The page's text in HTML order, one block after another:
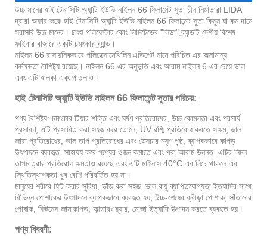
উচ্চ মানের হাই টেনাসিটি অ্যান্টি ইউভি নাইলন 66 ফিলামেন্ট সুতা চীন নির্মাতারা LIDA
দ্বারা অফার করে৷ হাই টেনাসিটি অ্যান্টি ইউভি নাইলন 66 ফিলামেন্ট সুতা কিনুন যা কম দামে
সরাসরি উচ্চ মানের। চাংশু পলিয়েস্টার কোং লিমিটেডের "লিডা" ব্র্যান্ডটি দেশীয় বিশেষ
ফাইবার বাজারে একটি চমৎকার ব্র্যান্ড।
নাইলন 66 রাসায়নিকভাবে পলিহেক্সামেথিলিন এডিপেট নামে পরিচিত এর অসামান্য
কর্মক্ষমতা বৈশিষ্ট্য রয়েছে। নাইলন 66 এর অনুভূতি এবং আরাম নাইলন 6 এর চেয়ে ভাল
এবং এটি হালকা এবং পাতলাও।
হাই টেনাসিটি অ্যান্টি ইউভি নাইলন 66 ফিলামেন্ট সুতার পরিচয়:
পণ্য বৈশিষ্ট্য: চমৎকার টিয়ার শক্তি এবং ঘর্ষণ প্রতিরোধের, উচ্চ কোমলতা এবং প্রসার্য
প্রসারণ, এটি প্রসারিত করা সহজ করে তোলে, UV রশ্মি প্রতিরোধ করতে সক্ষম, ভাল
জারা প্রতিরোধের, ভাল তাপ প্রতিরোধের এবং টেক্সচার মসৃণ পৃষ্ঠ, ব্যাপকভাবে কাপড়
উৎপাদনে ব্যবহৃত, সাহায্য করে পণ্যের ওজন কমাতে এবং পরা আরাম উন্নত. এটির নিম্ন
তাপমাত্রার প্রতিরোধ ক্ষমতাও রয়েছে এবং এটি মাইনাস 40°C এর নিচে থাকলে এর
স্থিতিস্থাপকতা খুব বেশি পরিবর্তিত হয় না।
মানুষের শরীরে ফিট করার সুবিধা, ভাঁজ করা সহজ, ভাল বায়ু ব্যাপ্তিযোগ্যতা ইত্যাদির সাথে
বিভিন্ন পোশাকের উৎপাদনে ব্যাপকভাবে ব্যবহৃত হয়, উচ্চ-শেষের ক্রীড়া পোশাক, সাঁতারের
পোষাক, ফিটনেস জামাকাপড়, আন্ডারওয়্যার, মোজা ইত্যাদি উত্পাদন করতে ব্যবহৃত হয়।
পণ্য বিবরণী: